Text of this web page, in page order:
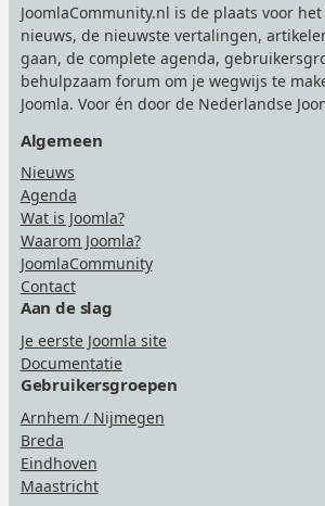
JoomlaCommunity.nl is de plaats voor het
nieuws, de nieuwste vertalingen,
gaan, de complete agenda,
behulpzaam forum om je wegwijs te
Joomla. Voor én door de Nederlandse
Algemeen
Nieuws
Agenda
Wat is Joomla?
Waarom Joomla?
JoomlaCommunity
Contact
Aan de slag
Je eerste Joomla site
Documentatie
Gebruikersgroepen
Arnhem / Nijmegen
Breda
Eindhoven
Maastricht